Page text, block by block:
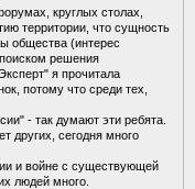
круглых столах,
территории, что сущность
общества (интерес
поиском решения
я прочитала
потому что среди тех,
- так думают эти ребята.
других, сегодня много
и войне с существующей
людей много.